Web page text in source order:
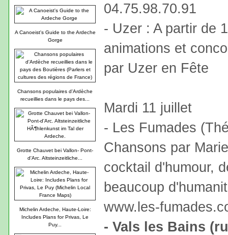
A Canoeist's Guide to the Ardeche
Gorge
Chansons populaires d'Ardèche
recueillies dans le pays des...
Grotte Chauvet bei Vallon- Pont-
d'Arc. Altsteinzeitliche...
Michelin Ardeche, Haute-Loire:
Includes Plans for Privas, Le
Puy...
04.75.98.70.91
- Uzer : A partir de
animations et
par Uzer en Fête
Mardi 11 juillet
- Les Fumades
Chansons par
cocktail d'humour,
beaucoup
www.les-
- Vals les Bains